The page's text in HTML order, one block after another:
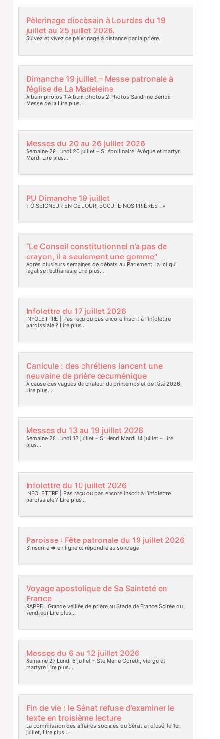
Pèlerinage diocèsain à Lourdes du 19
juillet au 25 juillet 2026.
Suivez et vivez ce pèlerinage à distance par la prière.
Dimanche 19 juillet – Messe patronale à
l’église de La Madeleine
Album photos 1 Album photos 2 Photos Sandrine Berroir
Messe de laLire plus…
Messes du 20 au 26 juillet 2026
Semaine 29 Lundi 20 juillet – S. Apollinaire, évêque et martyr
Mardi Lire plus…
PU Dimanche 19 juillet
« Ô SEIGNEUR EN CE JOUR, ÉCOUTE NOS PRIÈRES ! »
“Le Conseil constitutionnel n’a pas de
crayon, il a seulement une gomme”
Après plusieurs semaines de débats au Parlement, la loi qui
légalise l’euthanasieLire plus…
Infolettre du 17 juillet 2026
INFOLETTRE | Pas reçu ou pas encore inscrit à l’infolettre
paroissiale ? Lire plus…
Canicule : des chrétiens lancent une
neuvaine de prière œcuménique
À cause des vagues de chaleur du printemps et de l’été 2026,
Lire plus…
Messes du 13 au 19 juillet 2026
Semaine 28 Lundi 13 juillet – S. Henri Mardi 14 juillet –Lire
plus…
Infolettre du 10 juillet 2026
INFOLETTRE | Pas reçu ou pas encore inscrit à l’infolettre
paroissiale ? Lire plus…
Paroisse : Fête patronale du 19 juillet 2026
S’inscrire => en ligne et répondre au sondage
Voyage apostolique de Sa Sainteté en
France
RAPPEL Grande veillée de prière au Stade de France Soirée du
vendredi Lire plus…
Messes du 6 au 12 juillet 2026
Semaine 27 Lundi 6 juillet – Ste Marie Goretti, vierge et
martyreLire plus…
Fin de vie : le Sénat refuse d’examiner le
texte en troisième lecture
La commission des affaires sociales du Sénat a refusé, le 1er
juillet, Lire plus…